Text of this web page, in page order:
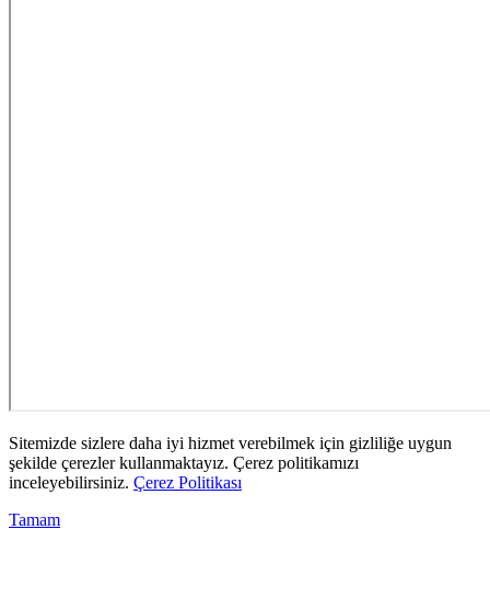
Sitemizde sizlere daha iyi hizmet verebilmek için gizliliğe uygun
şekilde çerezler kullanmaktayız. Çerez politikamızı
inceleyebilirsiniz. Çerez Politikası
Tamam